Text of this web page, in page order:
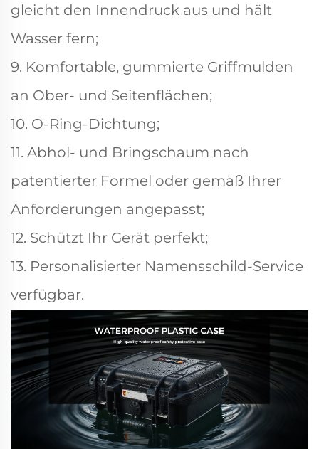
gleicht den Innendruck aus und hält
Wasser fern;
9. Komfortable, gummierte Griffmulden
an Ober- und Seitenflächen;
10. O-Ring-Dichtung;
11. Abhol- und Bringschaum nach
patentierter Formel oder gemäß Ihrer
Anforderungen angepasst;
12. Schützt Ihr Gerät perfekt;
13. Personalisierter Namensschild-Service
verfügbar.